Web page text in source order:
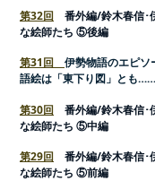
第32回 番外編/鈴木春信･
な絵師たち ⑤後編
第31回 伊勢物語のエピソ
語絵は「東下り図」とも……
第30回 番外編/鈴木春信･
な絵師たち ⑤中編
第29回 番外編/鈴木春信･
な絵師たち ⑤前編